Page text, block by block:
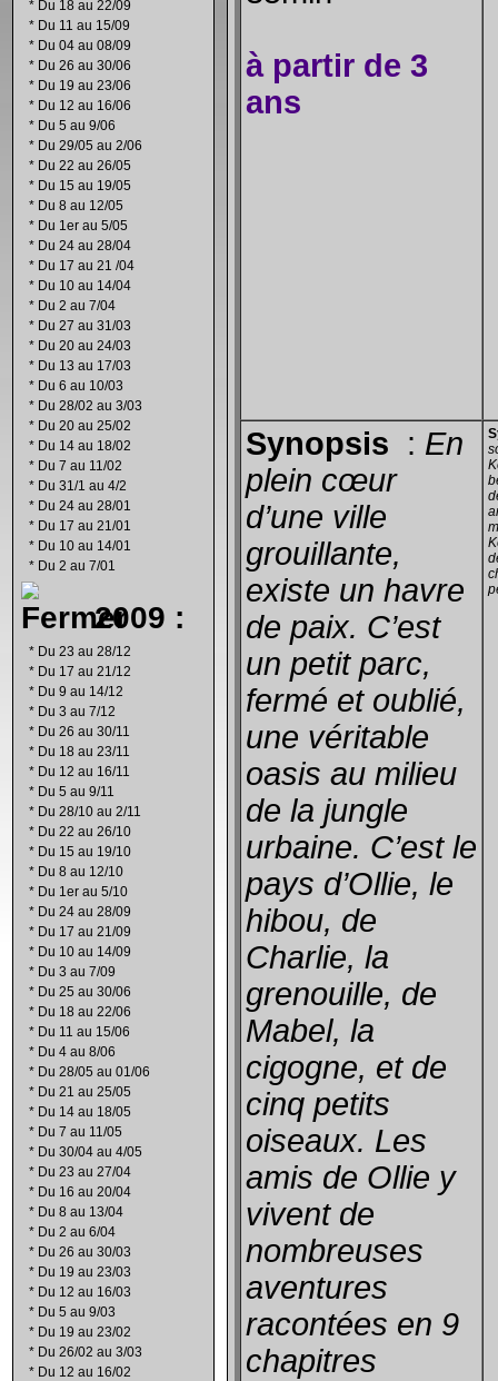
* Du 18 au 22/09
* Du 11 au 15/09
* Du 04 au 08/09
* Du 26 au 30/06
* Du 19 au 23/06
* Du 12 au 16/06
* Du 5 au 9/06
* Du 29/05 au 2/06
* Du 22 au 26/05
* Du 15 au 19/05
* Du 8 au 12/05
* Du 1er au 5/05
* Du 24 au 28/04
* Du 17 au 21 /04
* Du 10 au 14/04
* Du 2 au 7/04
* Du 27 au 31/03
* Du 20 au 24/03
* Du 13 au 17/03
* Du 6 au 10/03
* Du 28/02 au 3/03
* Du 20 au 25/02
* Du 14 au 18/02
* Du 7 au 11/02
* Du 31/1 au 4/2
* Du 24 au 28/01
* Du 17 au 21/01
* Du 10 au 14/01
* Du 2 au 7/01
2009 :
* Du 23 au 28/12
* Du 17 au 21/12
* Du 9 au 14/12
* Du 3 au 7/12
* Du 26 au 30/11
* Du 18 au 23/11
* Du 12 au 16/11
* Du 5 au 9/11
* Du 28/10 au 2/11
* Du 22 au 26/10
* Du 15 au 19/10
* Du 8 au 12/10
* Du 1er au 5/10
* Du 24 au 28/09
* Du 17 au 21/09
* Du 10 au 14/09
* Du 3 au 7/09
* Du 25 au 30/06
* Du 18 au 22/06
* Du 11 au 15/06
* Du 4 au 8/06
* Du 28/05 au 01/06
* Du 21 au 25/05
* Du 14 au 18/05
* Du 7 au 11/05
* Du 30/04 au 4/05
* Du 23 au 27/04
* Du 16 au 20/04
* Du 8 au 13/04
* Du 2 au 6/04
* Du 26 au 30/03
* Du 19 au 23/03
* Du 12 au 16/03
* Du 5 au 9/03
* Du 19 au 23/02
* Du 26/02 au 3/03
* Du 12 au 16/02
à partir de 3
ans
Synopsis : En
plein cœur
d’une ville
grouillante,
existe un havre
de paix. C’est
un petit parc,
fermé et oublié,
une véritable
oasis au milieu
de la jungle
urbaine. C’est le
pays d’Ollie, le
hibou, de
Charlie, la
grenouille, de
Mabel, la
cigogne, et de
cinq petits
oiseaux. Les
amis de Ollie y
vivent de
nombreuses
aventures
racontées en 9
chapitres